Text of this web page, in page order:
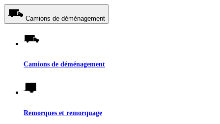
Camions de déménagement
Camions de déménagement
Remorques et remorquage